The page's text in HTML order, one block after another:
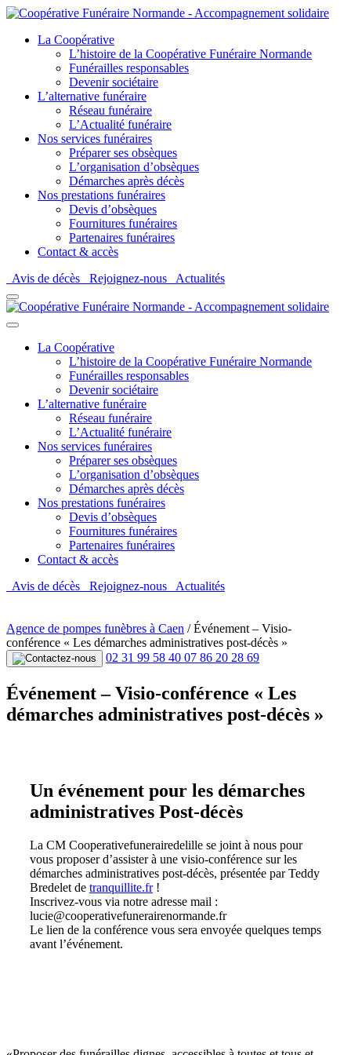
La Coopérative
L’histoire de la Coopérative Funéraire Normande
Funérailles responsables
Devenir sociétaire
L’alternative funéraire
Réseau funéraire
L’Actualité funéraire
Nos services funéraires
Préparer ses obsèques
L’organisation d’obsèques
Démarches après décès
Nos prestations funéraires
Devis d’obsèques
Fournitures funéraires
Partenaires funéraires
Contact & accès
Avis de décès
Rejoignez-nous Actualités
La Coopérative
L’histoire de la Coopérative Funéraire Normande
Funérailles responsables
Devenir sociétaire
L’alternative funéraire
Réseau funéraire
L’Actualité funéraire
Nos services funéraires
Préparer ses obsèques
L’organisation d’obsèques
Démarches après décès
Nos prestations funéraires
Devis d’obsèques
Fournitures funéraires
Partenaires funéraires
Contact & accès
Avis de décès
Rejoignez-nous Actualités
Agence de pompes funèbres à Caen /Événement – Visio-
conférence « Les démarches administratives post-décès »
02 31 99 58 40 07 86 20 28 69
Événement – Visio-conférence « Les
démarches administratives post-décès »
Un événement pour les démarches
administratives Post-décès
La CM Cooperativefunerairedelille se joint à nous pour
vous proposer d’assister à une visio-conférence sur les
démarches administratives post-décès, présentée par Teddy
Bredelet de tranquillite.fr!
Inscrivez-vous via notre adresse mail :
lucie@cooperativefunerairenormande.fr
Le lien de la conférence vous sera envoyée quelques temps
avant l’événement.